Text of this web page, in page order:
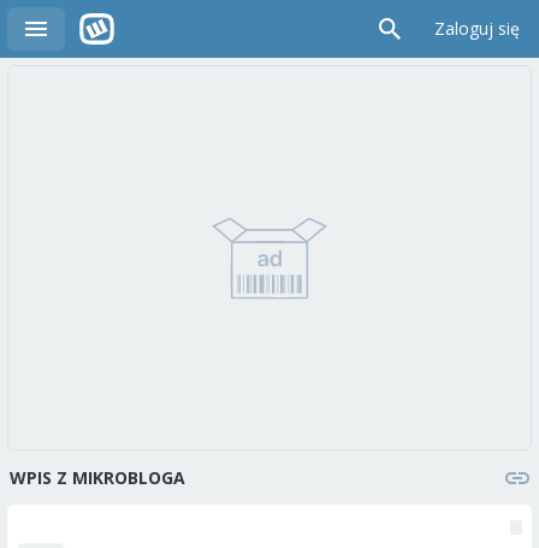
Zaloguj się
WPIS Z MIKROBLOGA